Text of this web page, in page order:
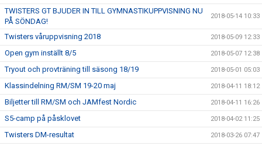
TWISTERS GT BJUDER IN TILL GYMNASTIKUPPVISNING NU
PÅ SÖNDAG!
2018-05-14 10:33
Twisters våruppvisning 2018 2018-05-09 12:33
Open gym inställt 8/5 2018-05-07 12:38
Tryout och provträning till säsong 18/19 2018-05-01 05:03
Klassindelning RM/SM 19-20 maj 2018-04-11 18:12
Biljetter till RM/SM och JAMfest Nordic 2018-04-11 16:26
S5-camp på påsklovet 2018-04-02 11:25
Twisters DM-resultat 2018-03-26 07:47